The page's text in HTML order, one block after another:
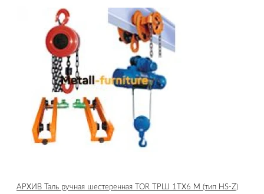
АРХИВ Таль ручная шестеренная TOR ТРШ 1ТХ6 М (тип HS-Z)